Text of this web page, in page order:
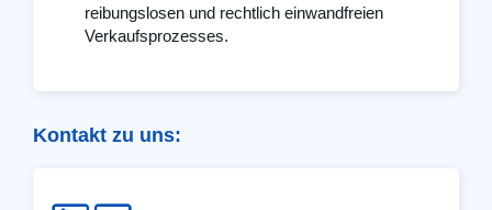
reibungslosen und rechtlich einwandfreien
Verkaufsprozesses.
Kontakt zu uns: